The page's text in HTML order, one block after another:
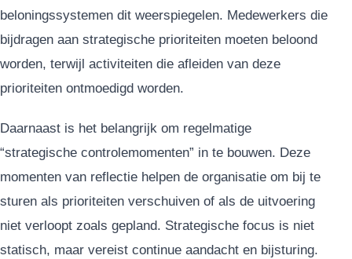
beloningssystemen dit weerspiegelen. Medewerkers die
bijdragen aan strategische prioriteiten moeten beloond
worden, terwijl activiteiten die afleiden van deze
prioriteiten ontmoedigd worden.
Daarnaast is het belangrijk om regelmatige
“strategische controlemomenten” in te bouwen. Deze
momenten van reflectie helpen de organisatie om bij te
sturen als prioriteiten verschuiven of als de uitvoering
niet verloopt zoals gepland. Strategische focus is niet
statisch, maar vereist continue aandacht en bijsturing.